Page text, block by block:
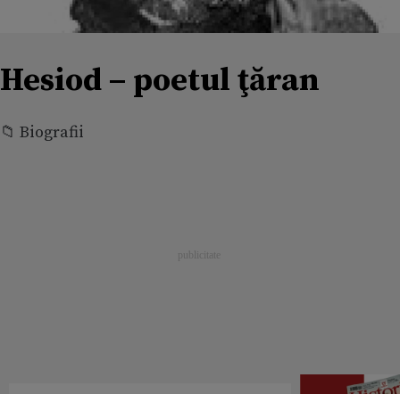
Hesiod – poetul ţăran
📁 Biografii